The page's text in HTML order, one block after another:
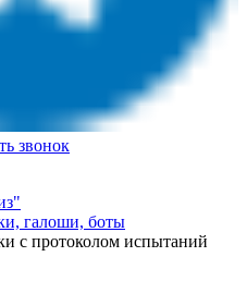
звонок
галоши, боты
с протоколом испытаний